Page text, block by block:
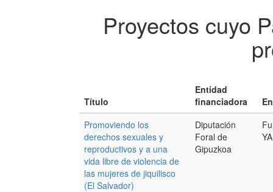
Proyectos cuyo
Título
Entidad
financiadora
Promoviendo los
derechos sexuales y
reproductivos y a una
vida libre de violencia de
las mujeres de jiquilisco
(El Salvador)
Diputación
Foral de
Gipuzkoa